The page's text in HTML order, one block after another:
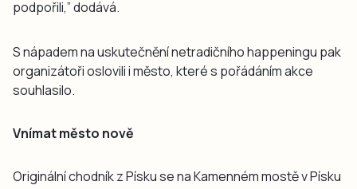
podpořili,” dodává.
S nápadem na uskutečnění netradičního happeningu pak
organizátoři oslovili i město, které s pořádáním akce
souhlasilo.
Vnímat město nově
Originální chodník z Písku se na Kamenném mostě v Písku